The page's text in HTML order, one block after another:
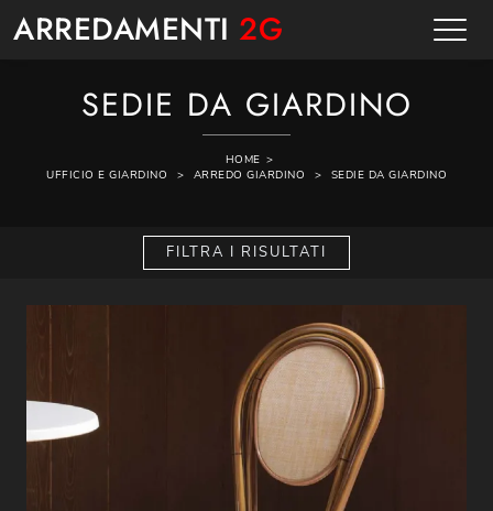
ARREDAMENTI 2G
SEDIE DA GIARDINO
HOME >
UFFICIO E GIARDINO
> ARREDO GIARDINO > SEDIE DA GIARDINO
FILTRA I RISULTATI